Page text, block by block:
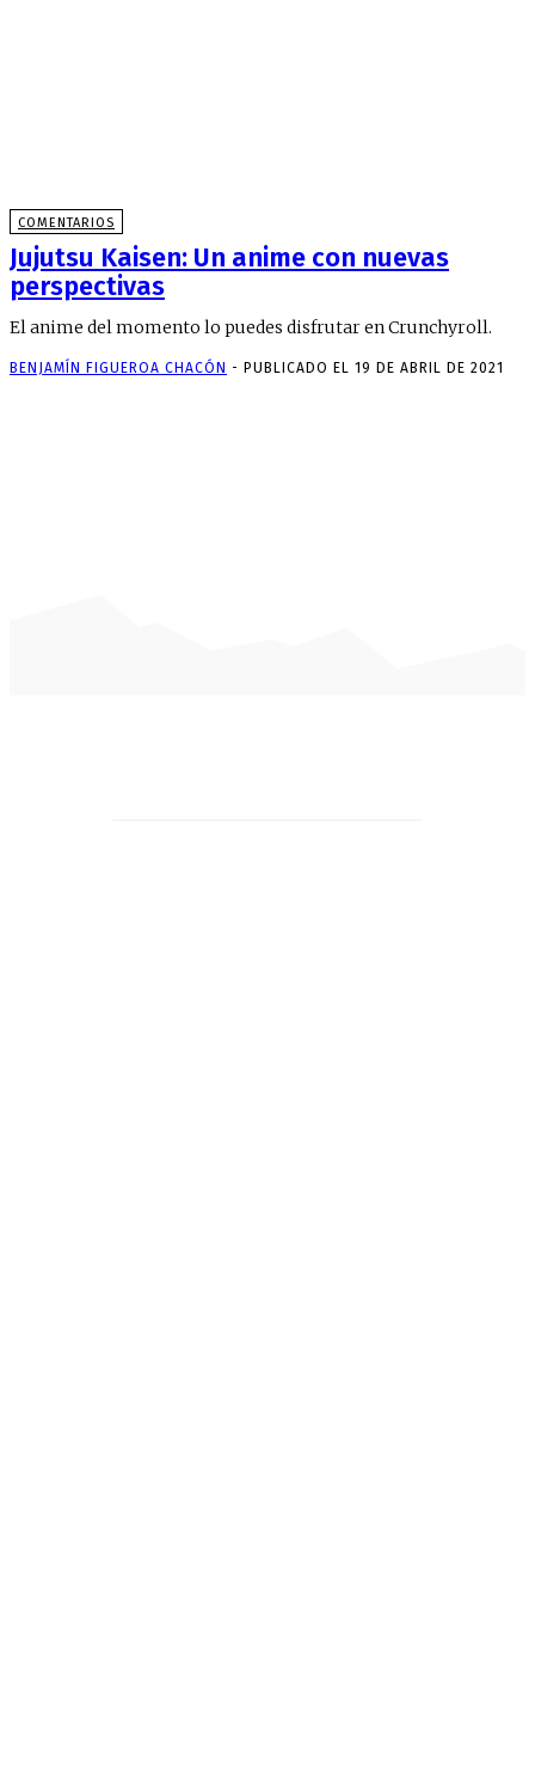
COMENTARIOS
Jujutsu Kaisen: Un anime con nuevas
perspectivas
El anime del momento lo puedes disfrutar en Crunchyroll.
BENJAMÍN FIGUEROA CHACÓN - PUBLICADO EL 19 DE ABRIL DE 2021